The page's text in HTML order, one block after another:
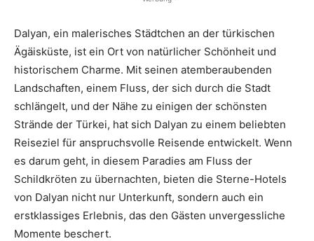
Dalyan, ein malerisches Städtchen an der türkischen
Ägäisküste, ist ein Ort von natürlicher Schönheit und
historischem Charme. Mit seinen atemberaubenden
Landschaften, einem Fluss, der sich durch die Stadt
schlängelt, und der Nähe zu einigen der schönsten
Strände der Türkei, hat sich Dalyan zu einem beliebten
Reiseziel für anspruchsvolle Reisende entwickelt. Wenn
es darum geht, in diesem Paradies am Fluss der
Schildkröten zu übernachten, bieten die Sterne-Hotels
von Dalyan nicht nur Unterkunft, sondern auch ein
erstklassiges Erlebnis, das den Gästen unvergessliche
Momente beschert.